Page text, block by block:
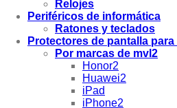
Relojes
Periféricos de informática
Ratones y teclados
Protectores de pantalla para
Por marcas de mvl2
Honor2
Huawei2
iPad
iPhone2